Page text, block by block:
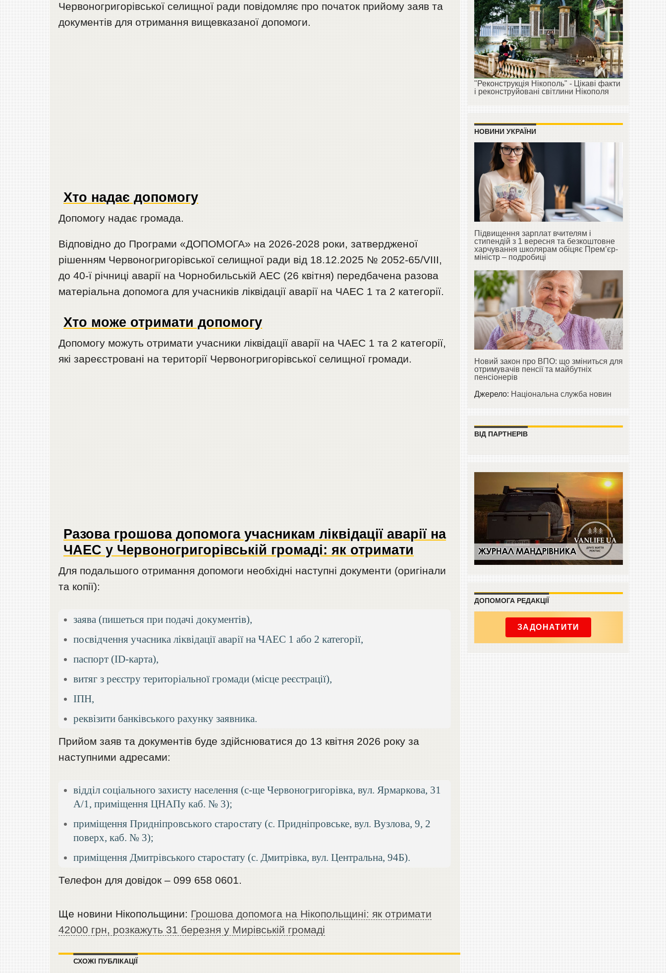
Червоногригорівської селищної ради повідомляє про початок прийому заяв та
документів для отримання вищевказаної допомоги.
Хто надає допомогу
Допомогу надає громада.
Відповідно до Програми «ДОПОМОГА» на 2026-2028 роки, затвердженої
рішенням Червоногригорівської селищної ради від 18.12.2025 № 2052-65/VIІI,
до 40-ї річниці аварії на Чорнобильській АЕС (26 квітня) передбачена разова
матеріальна допомога для учасників ліквідації аварії на ЧАЕС 1 та 2 категорії.
Хто може отримати допомогу
Допомогу можуть отримати учасники ліквідації аварії на ЧАЕС 1 та 2 категорії,
які зареєстровані на території Червоногригорівської селищної громади.
Разова грошова допомога учасникам ліквідації аварії на
ЧАЕС у Червоногригорівській громаді: як отримати
Для подальшого отримання допомоги необхідні наступні документи (оригінали
та копії):
заява (пишеться при подачі документів),
посвідчення учасника ліквідації аварії на ЧАЕС 1 або 2 категорії,
паспорт (ID-карта),
витяг з реєстру територіальної громади (місце реєстрації),
ІПН,
реквізити банківського рахунку заявника.
Прийом заяв та документів буде здійснюватися до 13 квітня 2026 року за
наступними адресами:
відділ соціального захисту населення (с-ще Червоногригорівка, вул. Ярмаркова, 31
А/1, приміщення ЦНАПу каб. № 3);
приміщення Придніпровського старостату (с. Придніпровське, вул. Вузлова, 9, 2
поверх, каб. № 3);
приміщення Дмитрівського старостату (с. Дмитрівка, вул. Центральна, 94Б).
Телефон для довідок – 099 658 0601.
Ще новини Нікопольщини: Грошова допомога на Нікопольщині: як отримати
42000 грн, розкажуть 31 березня у Мирівській громаді
СХОЖІ ПУБЛІКАЦІЇ
"Реконструкція Нікополь" - Цікаві факти
і реконструйовані світлини Нікополя
НОВИНИ УКРАЇНИ
Підвищення зарплат вчителям і
стипендій з 1 вересня та безкоштовне
харчування школярам обіцяє Прем’єр-
міністр – подробиці
Новий закон про ВПО: що зміниться для
отримувачів пенсії та майбутніх
пенсіонерів
Джерело:Національна служба новин
ВІД ПАРТНЕРІВ
ДОПОМОГА РЕДАКЦІЇ
ЗАДОНАТИТИ